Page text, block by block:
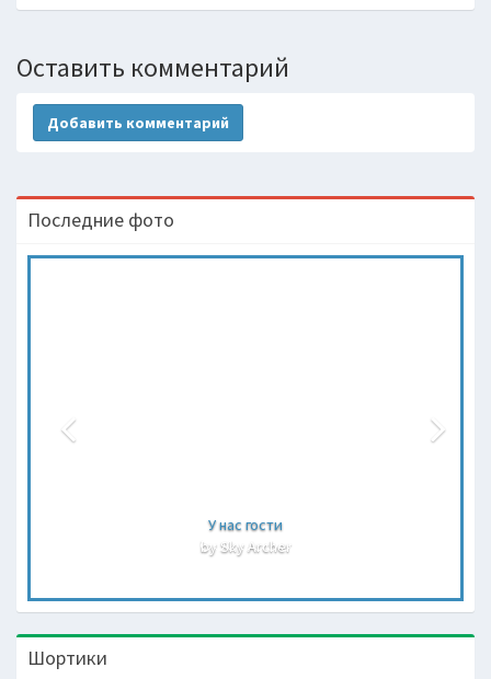
Оставить комментарий
Добавить комментарий
Последние фото
У нас гости
by Sky Archer
Шортики